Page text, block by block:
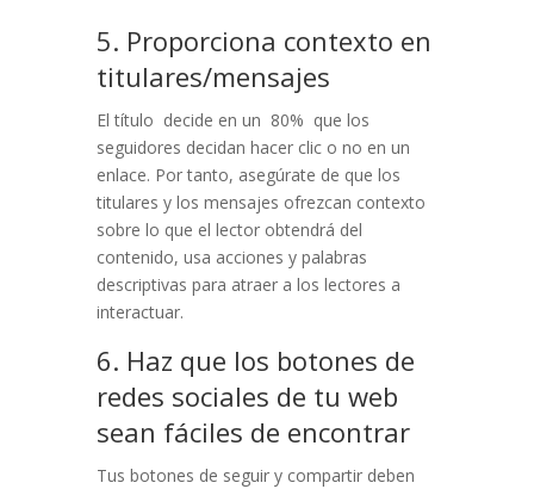
5. Proporciona contexto en
titulares/mensajes
El título decide en un 80% que los
seguidores decidan hacer clic o no en un
enlace. Por tanto, asegúrate de que los
titulares y los mensajes ofrezcan contexto
sobre lo que el lector obtendrá del
contenido, usa acciones y palabras
descriptivas para atraer a los lectores a
interactuar.
6. Haz que los botones de
redes sociales de tu web
sean fáciles de encontrar
Tus botones de seguir y compartir deben